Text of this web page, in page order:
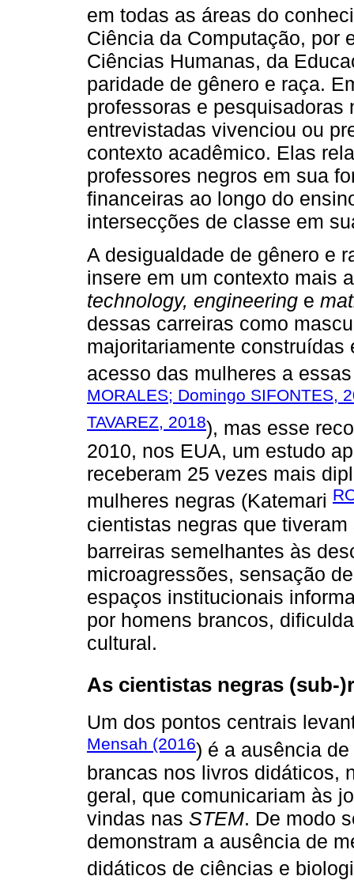
em todas as áreas do
Ciência da Computação, por
Ciências Humanas, da
paridade de gênero e raça.
professoras e pesquisadoras
entrevistadas vivenciou ou
contexto acadêmico. Elas
professores negros em sua
financeiras ao longo do
intersecções de classe em
A desigualdade de gênero e
insere em um contexto mais
technology, engineering e
dessas carreiras como
majoritariamente
acesso das mulheres a
MORALES; Domingo SIFONTES,
TAVAREZ, 2018), mas esse
2010, nos EUA, um estudo
receberam 25 vezes mais
mulheres negras (Katemari
cientistas negras que
barreiras semelhantes às
microagressões, sensação
espaços institucionais
por homens brancos,
cultural.
As cientistas negras (sub-
Um dos pontos centrais
Mensah (2016) é a ausência
brancas nos livros didáticos,
geral, que comunicariam às
vindas nas STEM. De modo
demonstram a ausência de
didáticos de ciências e